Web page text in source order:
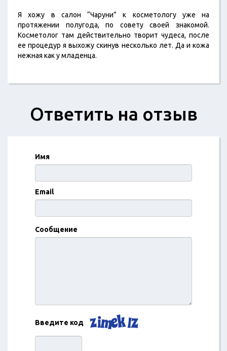
Я хожу в салон “Чаруни” к косметологу уже на
протяжении полугода, по совету своей знакомой.
Косметолог там действительно творит чудеса, после
ее процедур я выхожу скинув несколько лет. Да и кожа
нежная как у младенца.
Ответить на отзыв
Имя
Email
Сообщение
Введите код